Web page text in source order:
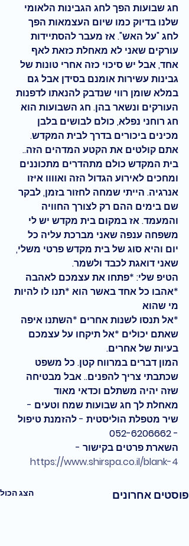
חג שבועות הפך לחג הגבינות הלאומי
שלנו בדיוק כמו שיום העצמאות הפך
לחג "על האש". אז מעבר להסתיידות
עורקים שאני לא מאחלת כזאת לאף
אחד, אבל יש סיכוי כזה אחרי טונות של
גבינות עשירות אומנם בסידן אבל גם
במלא שומן רווי שנדבק להנאתו לדפנות
העורקים ונשאר בהן. חג השבועות הוא
חג רוחני נפלא, כולם לבושים בלבן
מכינים ביכורים בדרך לבית המקדש.
אתם קולטים את הקטע המדהים הזה..
בית המקדש כולם מתהדרים מתכוננים
ומחכים לאירוע הגדול הזה ואוווו איזו
אנרגיה. הייתי שמחה לחזור בזמן, לבקר
שם בימים ההם רק לצורך החוויה
והמעמד. אז במקום בית מקדש יש לי
משפחה ענפה שאני מברכת עליה כל
יום והיא סוג של בית מקדש פרטי משלי,
שאני דואגת לכבד ולשמר.
הטיפ שלי: *פתחו את עצמכם לאהבה
*אהבו כל אחד באשר הוא *תנו לו להיות
מי שהוא
*אל תנסו לשנות אחרים *השתנו איפה
שאתם יכולים *אל תיקחו על עצמכם
בעיות של אחרים.
המון דברים במרווח קטן. כל משפט
שכתבתי צריך להפנים.. אבל מבטיחה
שזה יהיה משתלם וכדאי מאוד
מאחלת לך חג שבועות שמח וטעים -
שיר מטפלת הוליסטית - להזמנת טיפול
- 052-6206662
השארת פרטים בקישור -
https://www.shirspa.co.il/blank-4
פוסטים אחרונים הצג הכול